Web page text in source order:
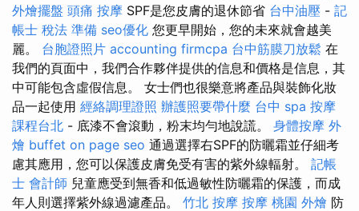
外燴擺盤 頭痛 按摩 SPF是您皮膚的退休節省 台中油壓 - 記
帳士 稅法 準備 seo優化 您更早開始，您的未來就會越美
麗。 台胞證照片 accounting firmcpa 台中筋膜刀放鬆 在
我們的頁面中，我們合作夥伴提供的信息和價格是信息，其
中可能包含虛假信息。 女士們也很樂意將產品與裝飾化妝
品一起使用 經絡調理證照 辦護照要帶什麼 台中 spa 按摩
課程台北 - 底漆不會滾動，粉末均勻地說謊。 身體按摩 外
燴 buffet on page seo 通過選擇右SPF的防曬霜並仔細考
慮其應用，您可以保護皮膚免受有害的紫外線輻射。 記帳
士 會計師 兒童應受到無香和低過敏性防曬霜的保護，而成
年人則選擇紫外線過濾產品。 竹北 按摩 按摩 桃園 外燴 防